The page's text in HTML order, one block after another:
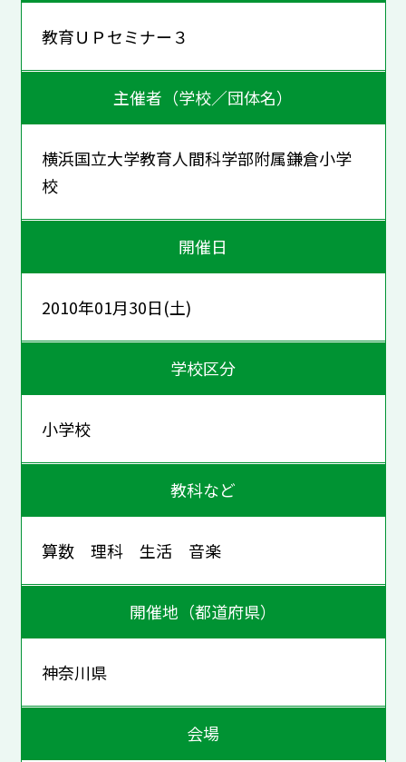
教育ＵＰセミナー３
主催者（学校／団体名）
横浜国立大学教育人間科学部附属鎌倉小学
校
開催日
2010年01月30日(土)
学校区分
小学校
教科など
算数 理科 生活 音楽
開催地（都道府県）
神奈川県
会場